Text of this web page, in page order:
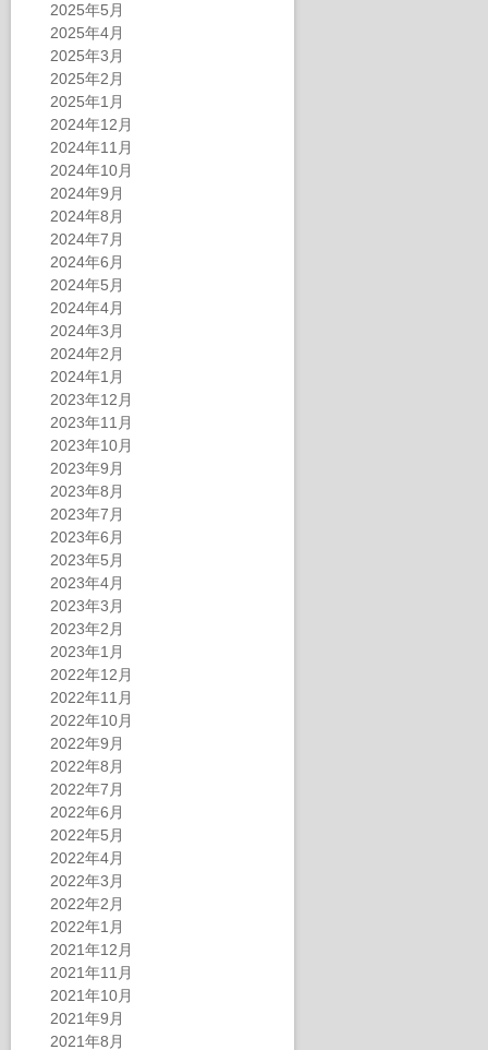
2025年5月
2025年4月
2025年3月
2025年2月
2025年1月
2024年12月
2024年11月
2024年10月
2024年9月
2024年8月
2024年7月
2024年6月
2024年5月
2024年4月
2024年3月
2024年2月
2024年1月
2023年12月
2023年11月
2023年10月
2023年9月
2023年8月
2023年7月
2023年6月
2023年5月
2023年4月
2023年3月
2023年2月
2023年1月
2022年12月
2022年11月
2022年10月
2022年9月
2022年8月
2022年7月
2022年6月
2022年5月
2022年4月
2022年3月
2022年2月
2022年1月
2021年12月
2021年11月
2021年10月
2021年9月
2021年8月